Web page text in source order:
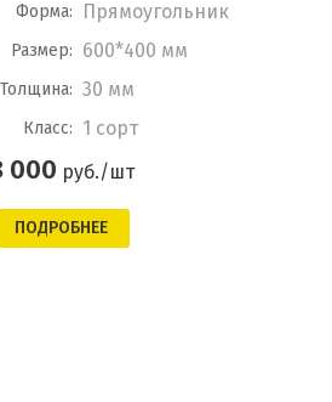
Форма: Прямоугольник
Размер: 600*400 мм
Толщина: 30 мм
Класс: 1 сорт
000 руб./шт
ПОДРОБНЕЕ